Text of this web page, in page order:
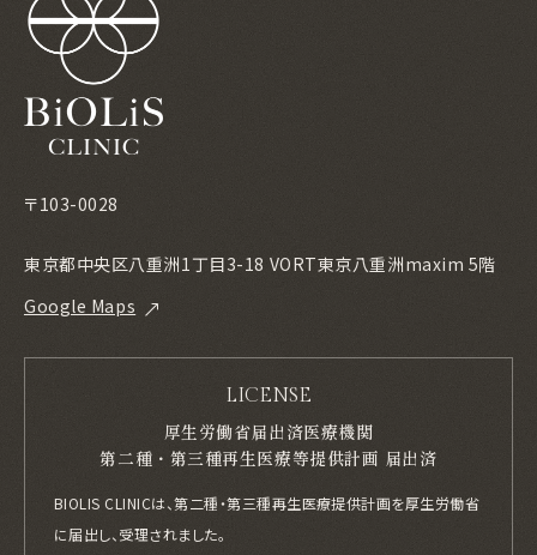
〒103-0028
東京都中央区八重洲1丁目3-18 VORT東京八重洲maxim 5階
Google Maps
LICENSE
厚生労働省届出済医療機関
第二種・第三種再生医療等提供計画 届出済
BIOLIS CLINICは、第二種・第三種再生医療提供計画を厚生労働省
に届出し、 受理されました。